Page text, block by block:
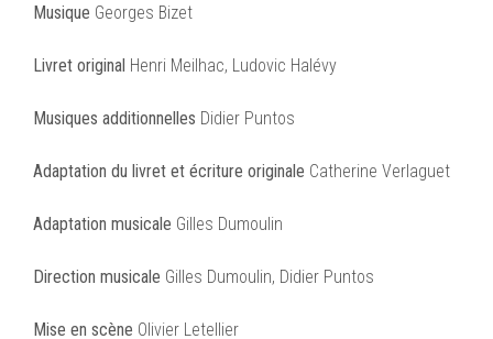
Musique Georges Bizet
Livret original Henri Meilhac, Ludovic Halévy
Musiques additionnelles Didier Puntos
Adaptation du livret et écriture originale Catherine Verlaguet
Adaptation musicale Gilles Dumoulin
Direction musicale Gilles Dumoulin, Didier Puntos
Mise en scène Olivier Letellier